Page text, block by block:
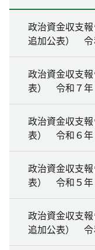
政治資金収支
追加公表） 令
政治資金収支
表） 令和７年
政治資金収支
表） 令和６年
政治資金収支
表） 令和５年
政治資金収支
追加公表） 令